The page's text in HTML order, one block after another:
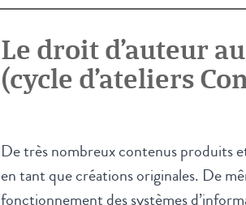
Le droit d’auteur
(cycle d’ateliers
De très nombreux contenus produits
en tant que créations originales. De
fonctionnement des systèmes